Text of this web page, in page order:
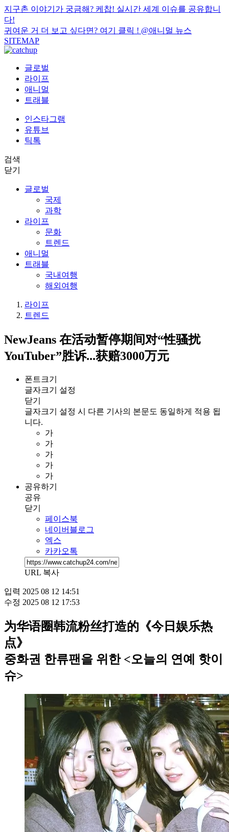
지구촌 이야기가 궁금해? 케찹! 실시간 세계 이슈를 공유합니
다!
귀여운 거 더 보고 싶다면? 여기 클릭 ! @애니멀 뉴스
SITEMAP
글로벌
라이프
애니멀
트래블
인스타그램
유튜브
틱톡
검색
닫기
글로벌
국제
과학
라이프
문화
트렌드
애니멀
트래블
국내여행
해외여행
라이프
트렌드
NewJeans 在活动暂停期间对“性骚扰
YouTuber”胜诉...获赔3000万元
폰트크기
글자크기 설정
닫기
글자크기 설정 시 다른 기사의 본문도 동일하게 적용 됩
니다.
가
가
가
가
가
공유하기
공유
닫기
페이스북
네이버블로그
엑스
카카오톡
URL 복사
입력 2025 08 12 14:51
수정 2025 08 12 17:53
为华语圈韩流粉丝打造的《今日娱乐热
点》
중화권 한류팬을 위한 <오늘의 연예 핫이
슈>